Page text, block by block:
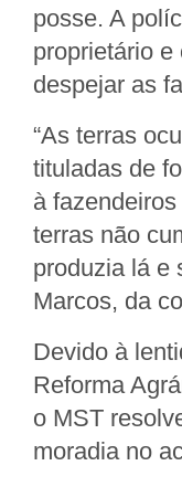
posse. A
proprietário
despejar as
“As terras
tituladas de
à
terras não
produzia lá e
Marcos, da
Devido à
Reforma
o MST
moradia no